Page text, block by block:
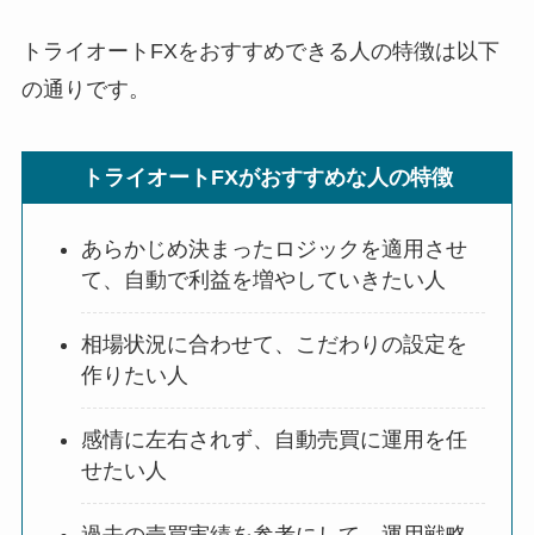
トライオートFXをおすすめできる人の特徴は以下
の通りです。
トライオートFXがおすすめな人の特徴
あらかじめ決まったロジックを適用させ
て、自動で利益を増やしていきたい人
相場状況に合わせて、こだわりの設定を
作りたい人
感情に左右されず、自動売買に運用を任
せたい人